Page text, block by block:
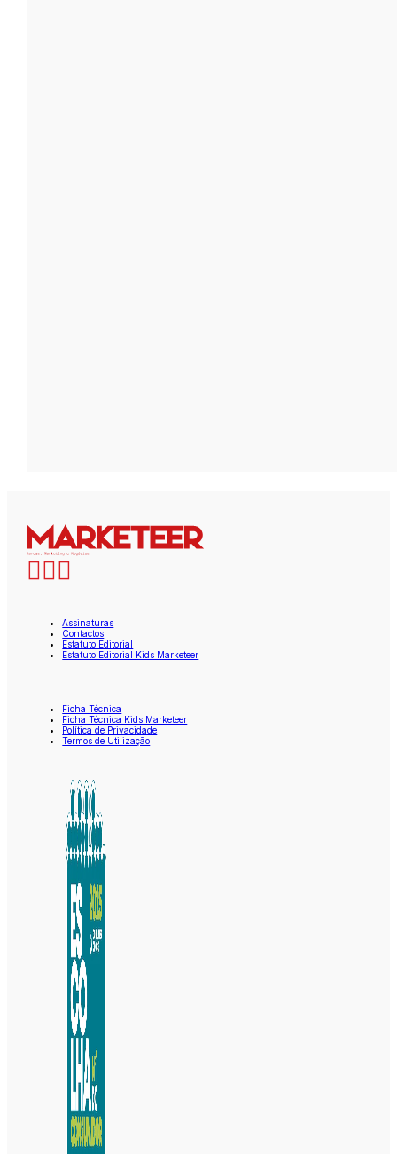
Assinaturas
Contactos
Estatuto Editorial
Estatuto Editorial Kids Marketeer
Ficha Técnica
Ficha Técnica Kids Marketeer
Política de Privacidade
Termos de Utilização